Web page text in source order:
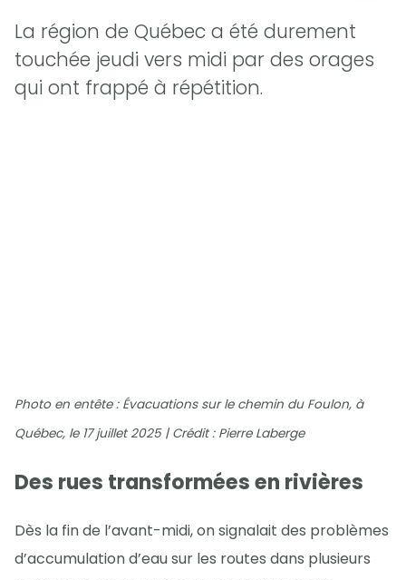
La région de Québec a été durement
touchée jeudi vers midi par des orages
qui ont frappé à répétition.
Photo en entête : Évacuations sur le chemin du Foulon, à
Québec, le 17 juillet 2025 | Crédit : Pierre Laberge
Des rues transformées en rivières
Dès la fin de l’avant-midi, on signalait des problèmes
d’accumulation d’eau sur les routes dans plusieurs